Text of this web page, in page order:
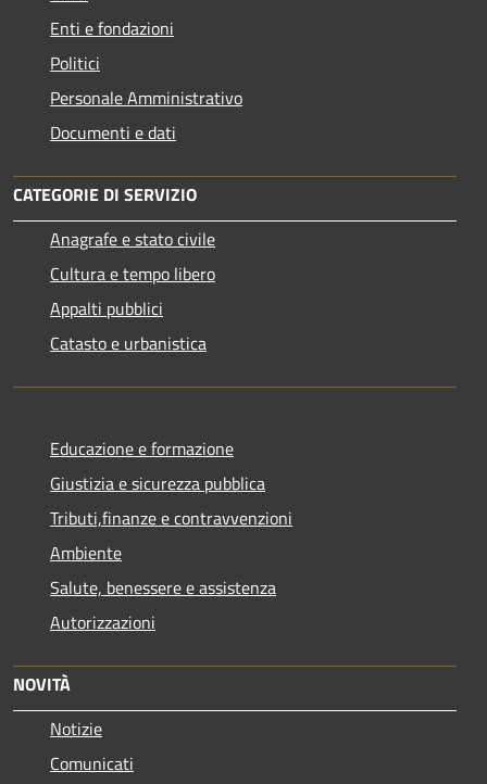
Enti e fondazioni
Politici
Personale Amministrativo
Documenti e dati
CATEGORIE DI SERVIZIO
Anagrafe e stato civile
Cultura e tempo libero
Appalti pubblici
Catasto e urbanistica
Educazione e formazione
Giustizia e sicurezza pubblica
Tributi,finanze e contravvenzioni
Ambiente
Salute, benessere e assistenza
Autorizzazioni
NOVITÀ
Notizie
Comunicati